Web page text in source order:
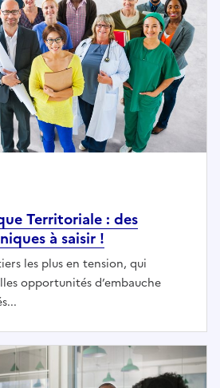
Territoriale : des
à saisir !
les plus en tension, qui
opportunités d’embauche